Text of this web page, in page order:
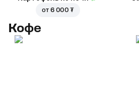
от 6 000 ₮
Кофе